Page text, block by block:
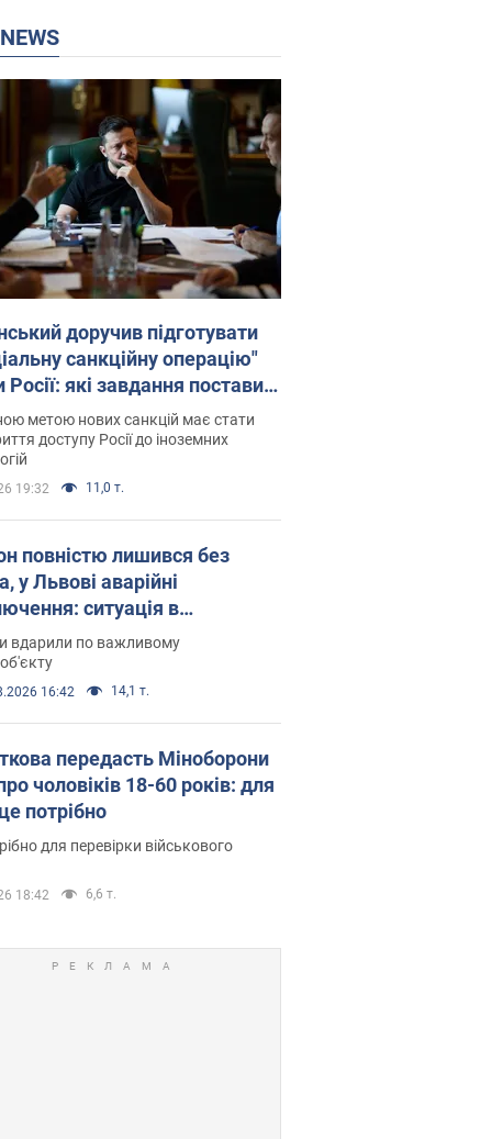
NEWS
доручив підготувати
санкційну операцію"
Росії: які завдання поставив
Фото
метою нових санкцій має стати
доступу Росії до іноземних
19:32 11,0 т.
повністю лишився без
у Львові аварійні
ситуація в
6 серпня
вдарили по важливому
16:42 14,1 т.
передасть Міноборони
чоловіків 18-60 років: для
потрібно
для перевірки військового
18:42 6,6 т.